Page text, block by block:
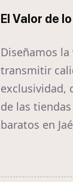
El Valor de
Diseñamos la
transmitir
exclusividad,
de las
baratos en